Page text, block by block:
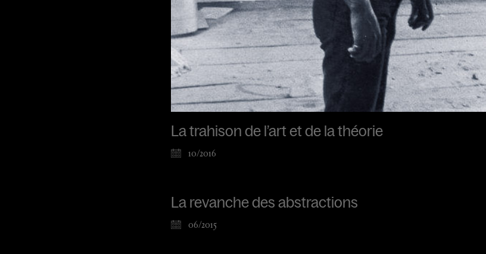
La trahison de l’art et de la théorie
10/2016
La revanche des abstractions
06/2015